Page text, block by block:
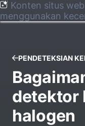
Konten situs
menggunakan
PENDETEKSIAN
detektor
halogen